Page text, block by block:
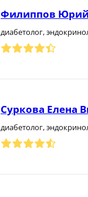
Филиппов
диабетолог,
Суркова Елена
диабетолог,